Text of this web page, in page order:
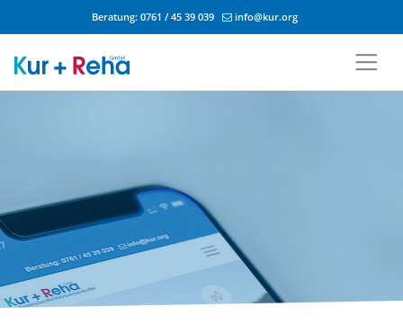
Beratung: 0761 / 45 39 039 info@kur.org